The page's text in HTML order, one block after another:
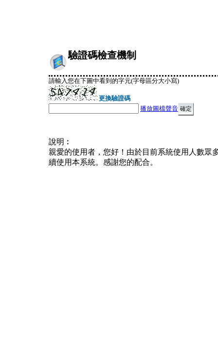
驗證碼檢查機制
請輸入您在下圖中看到的字元(字母區分大小寫)
更換驗證碼
播放圖檔聲音
說明︰
親愛的使用者，您好！由於目前系統使用人數眾
續使用本系統。感謝您的配合。